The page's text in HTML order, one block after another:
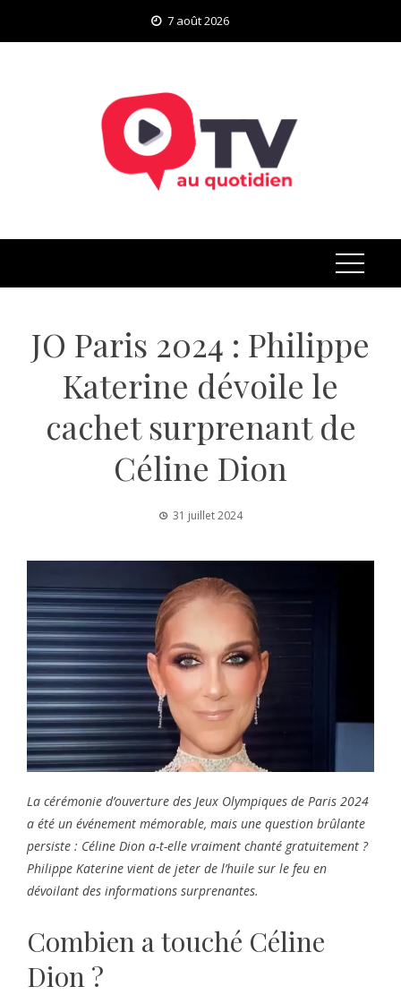
7 août 2026
JO Paris 2024 : Philippe
Katerine dévoile le
cachet surprenant de
Céline Dion
31 juillet 2024
La cérémonie d’ouverture des Jeux Olympiques de Paris 2024
a été un événement mémorable, mais une question brûlante
persiste : Céline Dion a-t-elle vraiment chanté gratuitement ?
Philippe Katerine vient de jeter de l’huile sur le feu en
dévoilant des informations surprenantes.
Combien a touché Céline
Dion ?